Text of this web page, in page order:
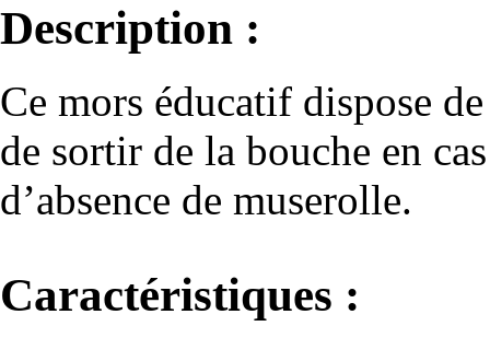
Description :
Ce mors éducatif dispose
de sortir de la bouche en
d’absence de muserolle.
Caractéristiques :